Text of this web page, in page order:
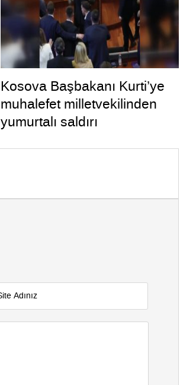
Kosova Başbakanı Kurti’ye
muhalefet milletvekilinden
yumurtalı saldırı